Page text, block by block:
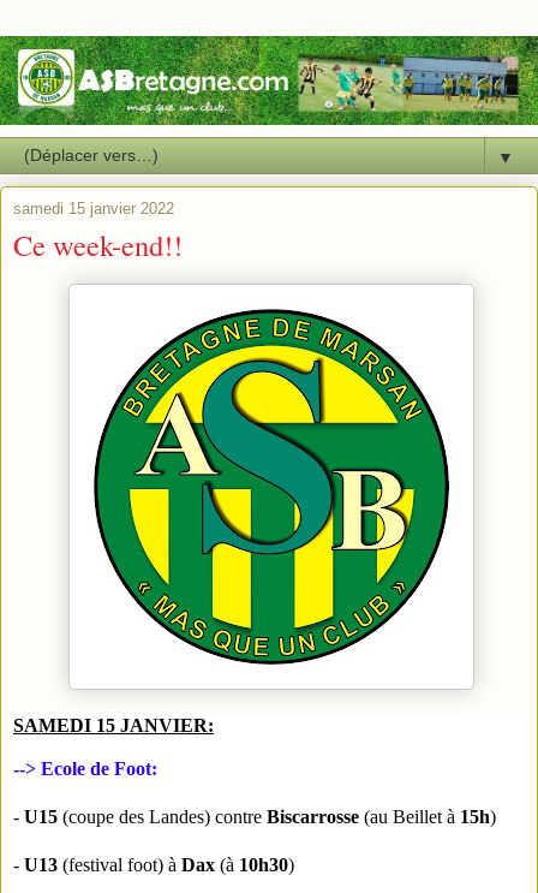
▼
samedi 15 janvier 2022
Ce week-end!!
SAMEDI 15 JANVIER:
--> Ecole de Foot:
- U15 (coupe des Landes) contre Biscarrosse (au Beillet à 15h)
- U13 (festival foot) à Dax (à 10h30)